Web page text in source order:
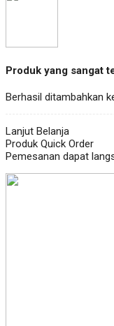
Produk yang sangat
Berhasil ditambahkan
Lanjut Belanja
Produk Quick Order
Pemesanan dapat